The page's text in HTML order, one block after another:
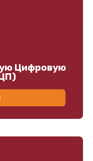
Цифровую